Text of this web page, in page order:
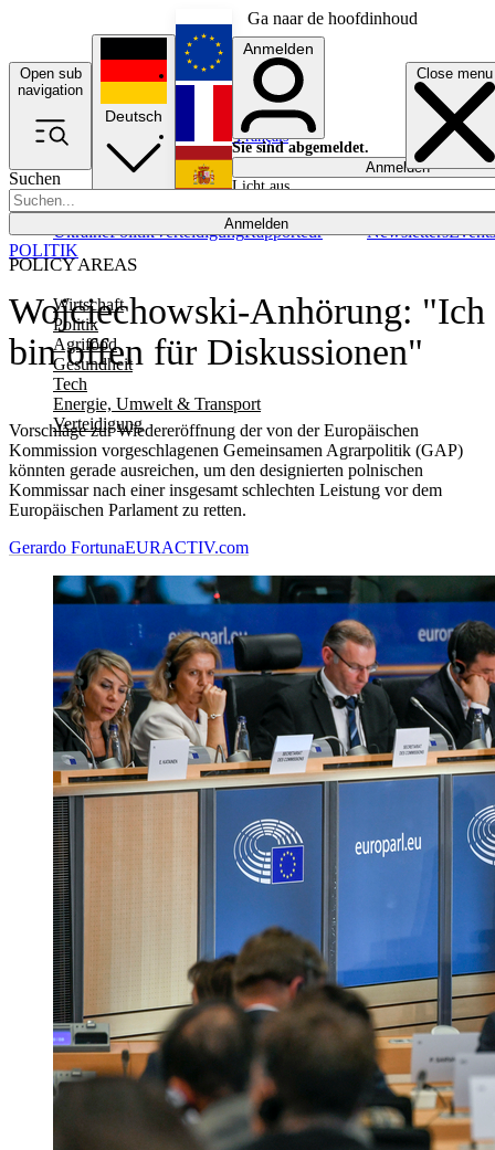
Ga naar de hoofdinhoud
Open sub
navigation
Close menu
Suchen
Anmelden
POLICY AREAS
Wirtschaft
Politik
Agrifood
Gesundheit
Tech
Energie, Umwelt & Transport
Verteidigung
UkrainePolitikVerteidigungRapporteur NewslettersEvents
Deutsch
English
Français
Anmelden
Sie sind abgemeldet.
Anmelden
Licht aus
Wojciechowski-Anhörung: "Ich
bin offen für Diskussionen"
Vorschläge zur Wiedereröffnung der von der Europäischen
Kommission vorgeschlagenen Gemeinsamen Agrarpolitik (GAP)
könnten gerade ausreichen, um den designierten polnischen
Kommissar nach einer insgesamt schlechten Leistung vor dem
Europäischen Parlament zu retten.
POLITIK
Gerardo FortunaEURACTIV.com